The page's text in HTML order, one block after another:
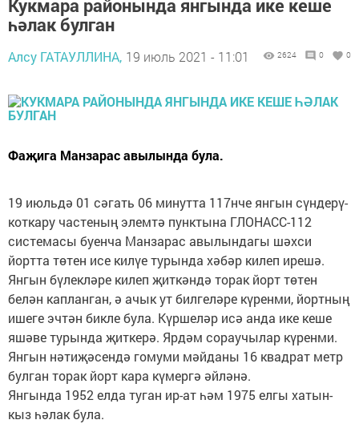
Кукмара районында янгында ике кеше
һәлак булган
Алсу ГАТАУЛЛИНА, 19 июль 2021 - 11:01 2624 0 0
Фаҗига Манзарас авылында була.
19 июльдә 01 сәгать 06 минутта 117нче янгын сүндерү-
коткару частеның элемтә пунктына ГЛОНАСС-112
системасы буенча Манзарас авылындагы шәхси
йортта төтен исе килүе турында хәбәр килеп ирешә.
Янгын бүлекләре килеп җиткәндә торак йорт төтен
белән капланган, ә ачык ут билгеләре күренми, йортның
ишеге эчтән бикле була. Күршеләр исә анда ике кеше
яшәве турында җиткерә. Ярдәм сораучылар күренми.
Янгын нәтиҗәсендә гомуми мәйданы 16 квадрат метр
булган торак йорт кара күмергә әйләнә.
Янгында 1952 елда туган ир-ат һәм 1975 елгы хатын-
кыз һәлак була.